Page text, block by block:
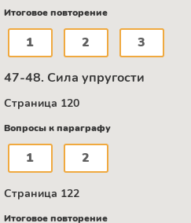
Итоговое повторение
1 2 3
47-48. Сила упругости
Страница 120
Вопросы к параграфу
1 2
Страница 122
Итоговое повторение